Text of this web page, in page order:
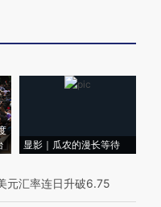
显影｜瓜农的漫长等待
元汇率连日升破6.75